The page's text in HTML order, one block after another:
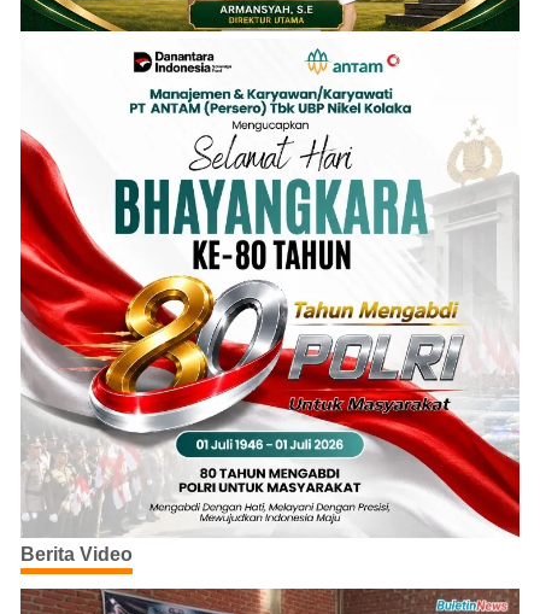
Berita Video